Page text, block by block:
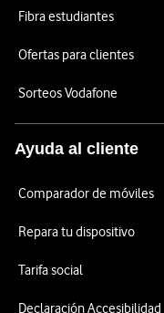
Fibra estudiantes
Ofertas para clientes
Sorteos Vodafone
Ayuda al cliente
Comparador de móviles
Repara tu dispositivo
Tarifa social
Declaración Accesibilidad